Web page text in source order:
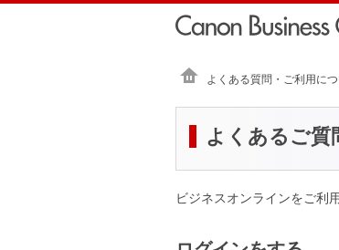
よくある質問・ご利用に
よくあるご質
ビジネスオンラインをご利